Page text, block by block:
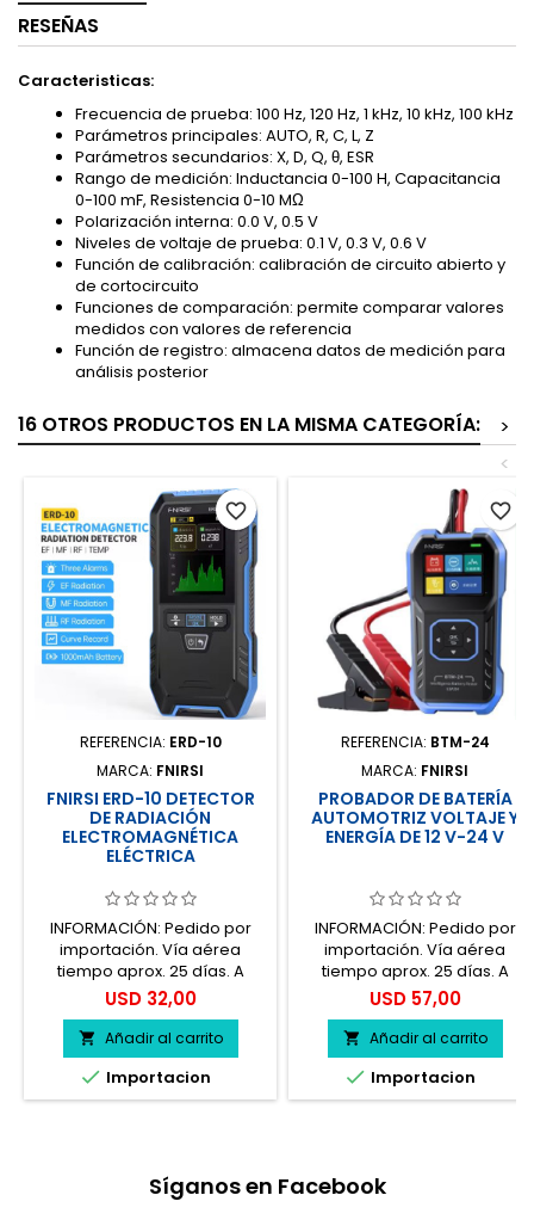
RESEÑAS
Caracteristicas:
Frecuencia de prueba: 100 Hz, 120 Hz, 1 kHz, 10 kHz, 100 kHz
Parámetros principales: AUTO, R, C, L, Z
Parámetros secundarios: X, D, Q, θ, ESR
Rango de medición: Inductancia 0-100 H, Capacitancia
0-100 mF, Resistencia 0-10 MΩ
Polarización interna: 0.0 V, 0.5 V
Niveles de voltaje de prueba: 0.1 V, 0.3 V, 0.6 V
Función de calibración: calibración de circuito abierto y
de cortocircuito
Funciones de comparación: permite comparar valores
medidos con valores de referencia
Función de registro: almacena datos de medición para
análisis posterior
16 OTROS PRODUCTOS EN LA MISMA CATEGORÍA:
>
<
REFERENCIA: ERD-10
MARCA: FNIRSI
FNIRSI ERD-10 DETECTOR
DE RADIACIÓN
ELECTROMAGNÉTICA
ELÉCTRICA
INFORMACIÓN: Pedido por
importación. Vía aérea
tiempo aprox. 25 días. A
mayor cantidad descuento
5% - 10% Contamos con
facilidad de pagos en
cuotas. Precios antes del
impuesto. 100% seguro.
Precio
USD 32,00
 Añadir al carrito
 Importacion
favorite_border
REFERENCIA: BTM-24
MARCA: FNIRSI
PROBADOR DE BATERÍA
AUTOMOTRIZ VOLTAJE Y
ENERGÍA DE 12 V-24 V
INFORMACIÓN: Pedido por
importación. Vía aérea
tiempo aprox. 25 días. A
mayor cantidad descuento
5% - 10% Contamos con
facilidad de pagos en
cuotas. Precios antes del
impuesto. 100% seguro.
Precio
USD 57,00
 Añadir al carrito
 Importacion
favorite_border
Síganos en Facebook